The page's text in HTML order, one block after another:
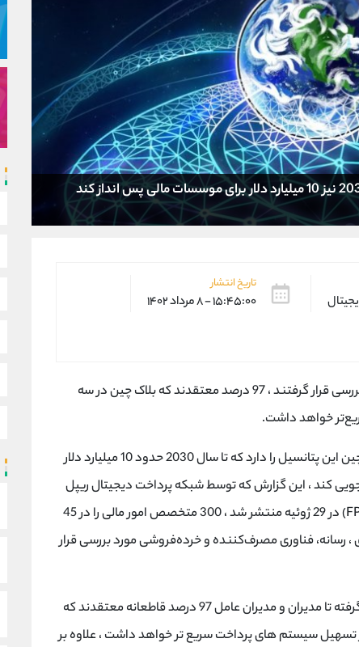
تاریخ انتشار
۱۵:۴۵:۰۰ - ۸ مرداد ۱۴۰۲
در میان 300 متخصص مالی که در 45 کشور مورد بررسی قرار گرفتند ، 97 درصد معتقدند که بلاک چین در سه
خواهد داشت.
بر اساس گزارشی که اخیرا منتشر شده است، بلاک چین این پتانسیل را دارد که تا سال 2030 حدود 10 میلیارد دلار
کند ، این گزارش که توسط شبکه پرداخت دیجیتال ریپل
با همکاری شورای پرداخت سریع‌تر ایالات متحده (FPC) در 29 ژوئیه منتشر شد ، 300 متخصص امور مالی را در 45
فناوری مصرف‌کننده و خرده‌فروشی مورد بررسی قرار
در میان شرکت کنندگان مورد بررسی از تحلیلگران گرفته تا مدیران و مدیران عامل 97 درصد قاطعانه معتقدند که
سیستم های پرداخت سریع تر خواهد داشت ، علاوه بر